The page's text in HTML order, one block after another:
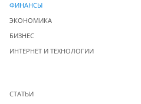
ФИНАНСЫ
ЭКОНОМИКА
БИЗНЕС
ИНТЕРНЕТ И ТЕХНОЛОГИИ
СТАТЬИ